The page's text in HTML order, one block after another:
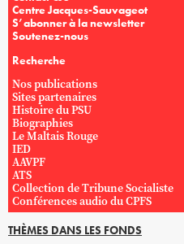
Centre Jacques-Sauvageot
S’abonner à la newsletter
Soutenez-nous
Recherche
Nos publications
Sites partenaires
Histoire du PSU
Biographies
Le Maltais Rouge
IED
AAVPF
ATS
Collection de Tribune Socialiste
Conférences audio du CPFS
THÈMES DANS LES FONDS